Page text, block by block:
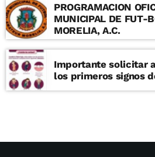
PROGRAMACION
MUNICIPAL DE FUT-
MORELIA, A.C.
Importante solicitar
los primeros signos